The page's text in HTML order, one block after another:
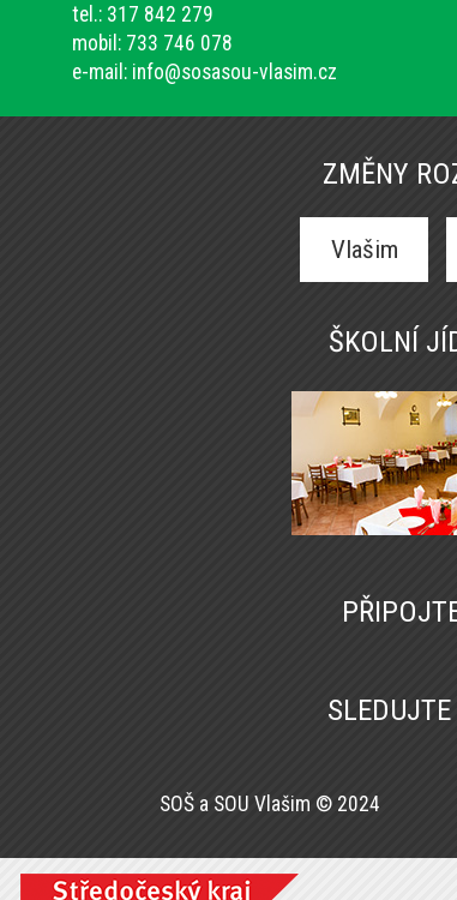
tel.: 317 842 279
mobil: 733 746 078
e-mail: info@sosasou-vlasim.cz
ZMĚNY
Vlašim
ŠKOLNÍ
SOŠ a SOU Vlašim © 2024